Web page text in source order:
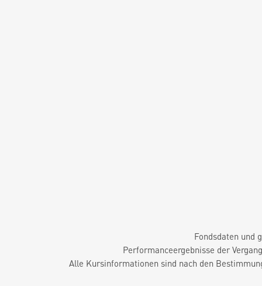
Fondsdaten und
Performanceergebnisse der
Alle Kursinformationen sind nach den